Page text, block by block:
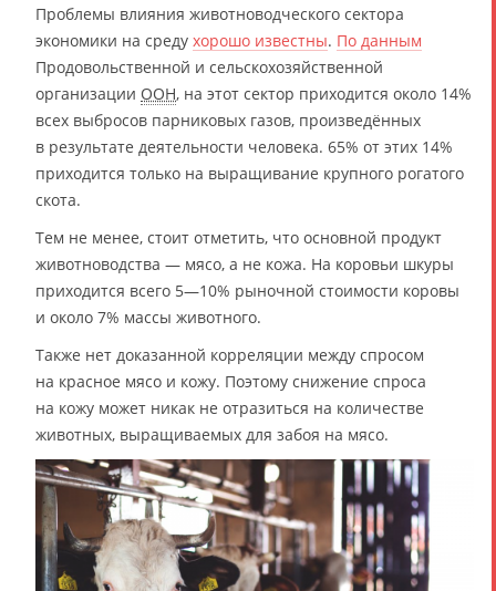
Проблемы влияния животноводческого сектора
экономики на среду хорошо известны. По данным
Продовольственной и сельскохозяйственной
организации ООН, на этот сектор приходится около 14%
всех выбросов парниковых газов, произведённых
в результате деятельности человека. 65% от этих 14%
приходится только на выращивание крупного рогатого
скота.
Тем не менее, стоит отметить, что основной продукт
животноводства — мясо, а не кожа. На коровьи шкуры
приходится всего 5—10% рыночной стоимости коровы
и около 7% массы животного.
Также нет доказанной корреляции между спросом
на красное мясо и кожу. Поэтому снижение спроса
на кожу может никак не отразиться на количестве
животных, выращиваемых для забоя на мясо.